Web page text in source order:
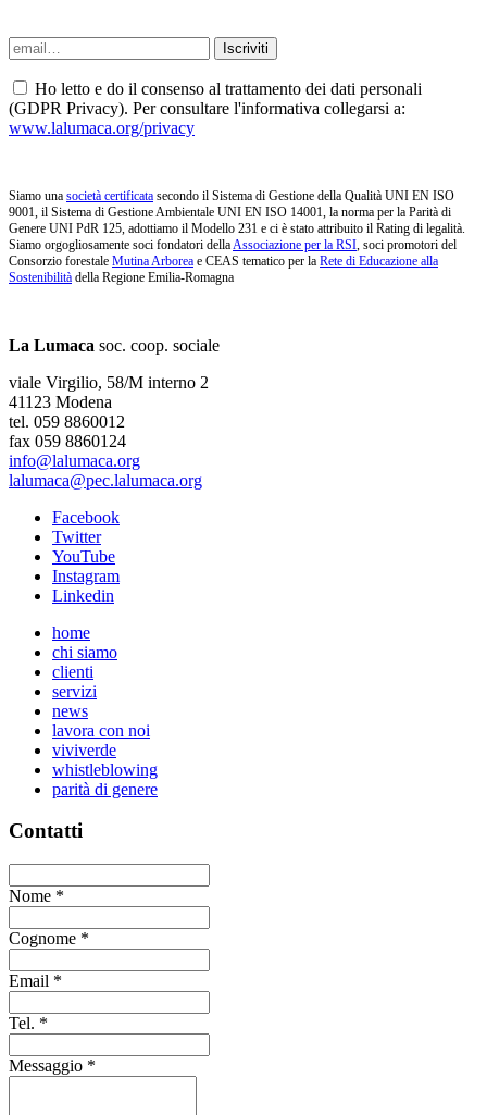
Ho letto e do il consenso al trattamento dei dati personali
(GDPR Privacy). Per consultare l'informativa collegarsi a:
www.lalumaca.org/privacy
Siamo una società certificata secondo il Sistema di Gestione della Qualità UNI EN ISO
9001, il Sistema di Gestione Ambientale UNI EN ISO 14001, la norma per la Parità di
Genere UNI PdR 125, adottiamo il Modello 231 e ci è stato attribuito il Rating di legalità.
Siamo orgogliosamente soci fondatori della Associazione per la RSI , soci promotori del
Consorzio forestale Mutina Arborea e CEAS tematico per la Rete di Educazione alla
Sostenibilità della Regione Emilia-Romagna
La Lumaca soc. coop. sociale
viale Virgilio, 58/M interno 2
41123 Modena
tel. 059 8860012
fax 059 8860124
info@lalumaca.org
lalumaca@pec.lalumaca.org
Facebook
Twitter
YouTube
Instagram
Linkedin
home
chi siamo
clienti
servizi
news
lavora con noi
viviverde
whistleblowing
parità di genere
Contatti
Nome *
Cognome *
Email *
Tel. *
Messaggio *